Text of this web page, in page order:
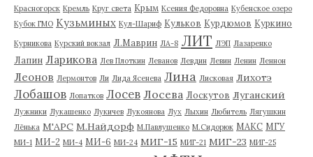
Красногорск Кремль Круг света Крым Ксения Федоровна Кубенское озеро
Кубок ГМО Кузьминых Кул-Шариф Кульков Курдюмов Куркино
Курникова Курский вокзал Л.Маврин ЛА-8 ЛИТ ЛЭП Лазаренко
Лапин Ларикова Лев Плоткин Леванов Левдин Левин Ленин Леннон
Леонов Лермонтов Ли Лида Ясенева Лина Лисковая Лихотэ
Лобашов Лопатков Лосев Лосева Лоскутов Луганский
Лужники Лукашенко Лукичев Лукоянова Лух Лыхин Любитель Лягушкин
Лёнька М'АРС М.Найдорф М.Павлушенко М.Сидорюк МАКС МГУ
МИ-1 МИ-2 МИ-4 МИ-6 МИ-24 МИГ-15 МИГ-21 МИГ-23 МИГ-25